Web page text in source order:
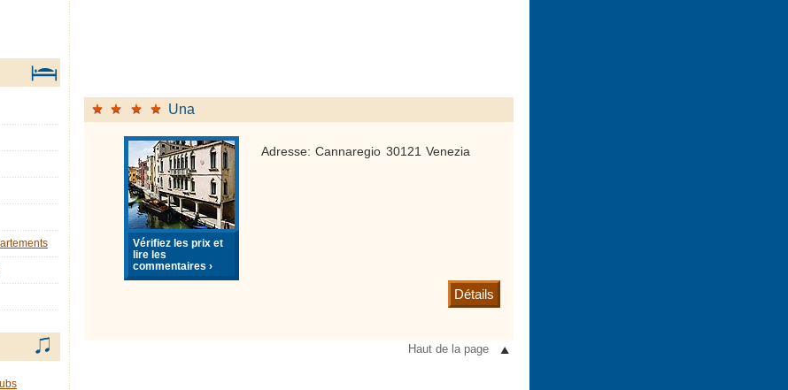
Una
Vérifiez les prix et
lire les
commentaires ›
Adresse: Cannaregio 30121 Venezia
Détails
Haut de la page